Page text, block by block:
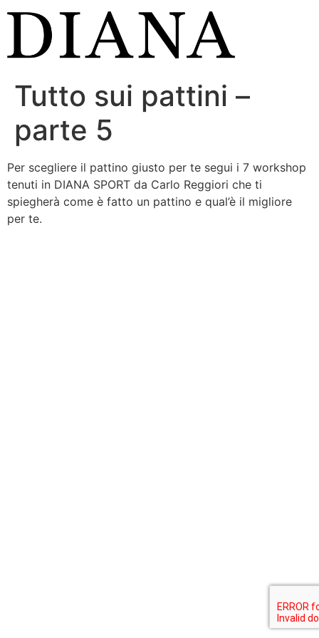
contenuto
Tutto sui pattini –
parte 5
Per scegliere il pattino giusto per te segui i 7 workshop
tenuti in DIANA SPORT da Carlo Reggiori che ti
spiegherà come è fatto un pattino e qual’è il migliore
per te.